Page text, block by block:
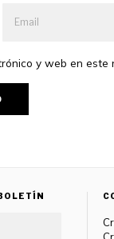
y web en este